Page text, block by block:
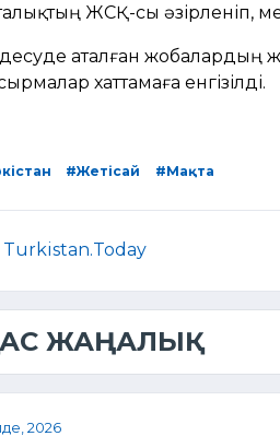
ЖСҚ-сы әзірленіп,
аталған жобалардың
хаттамаға енгізілді.
#Жетісай #Мақта
Turkistan.Today
ЖАҢАЛЫҚ
2026